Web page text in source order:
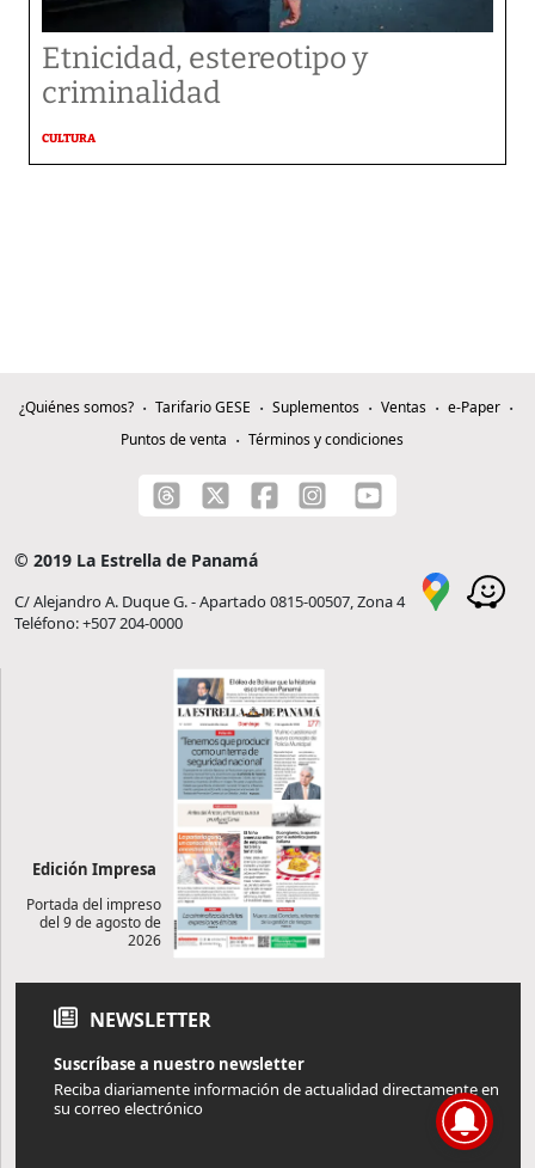
Etnicidad, estereotipo y
criminalidad
CULTURA
¿Quiénes somos? Tarifario GESE Suplementos Ventas
e-Paper
Puntos de venta
Términos y condiciones
© 2019 La Estrella de Panamá
C/ Alejandro A. Duque G. - Apartado 0815-00507, Zona 4
Teléfono: +507 204-0000
Edición Impresa
Portada del impreso
del 9 de agosto de
2026
NEWSLETTER
Suscríbase a nuestro newsletter
Reciba diariamente información de actualidad directamente en
su correo electrónico